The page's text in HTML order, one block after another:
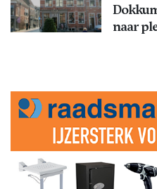
naar